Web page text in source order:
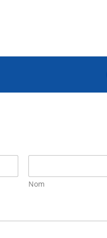
Nom